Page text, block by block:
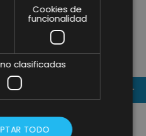
Y LIFTING
LIDERAR LA
DEL
EN 2026
Cookies de
funcionalidad
clasificadas
TODO